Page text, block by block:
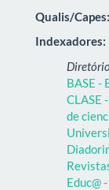
Qualis/Capes:
Indexadores:
BASE -
CLASE
de
Educ@